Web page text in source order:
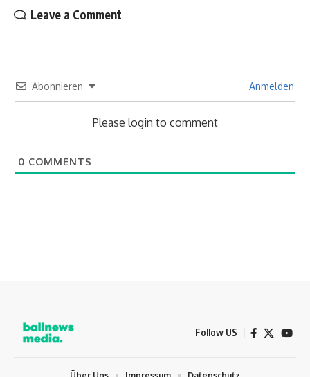
Leave a Comment
Abonnieren Anmelden
Please login to comment
0 COMMENTS
Follow US